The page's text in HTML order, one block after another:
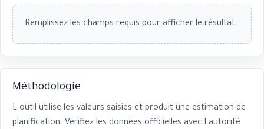
Remplissez les champs requis pour afficher le résultat.
Méthodologie
L outil utilise les valeurs saisies et produit une estimation de
planification. Vérifiez les données officielles avec l autorité